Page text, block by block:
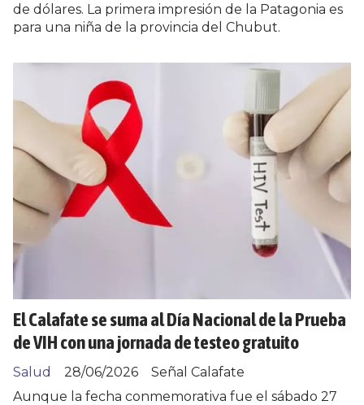
de dólares. La primera impresión de la Patagonia es
para una niña de la provincia del Chubut.
El Calafate se suma al Día Nacional de la Prueba
de VIH con una jornada de testeo gratuito
Señal Calafate
Salud
28/06/2026
Aunque la fecha conmemorativa fue el sábado 27